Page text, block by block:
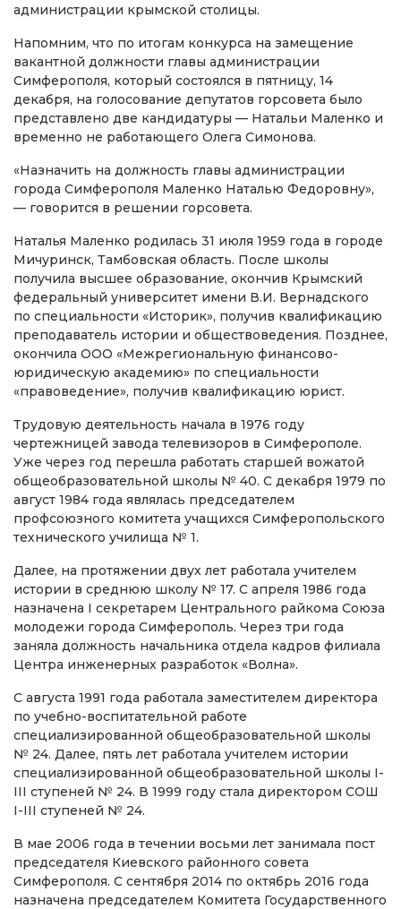
администрации крымской столицы.
Напомним, что по итогам конкурса на замещение
вакантной должности главы администрации
Симферополя, который состоялся в пятницу, 14
декабря, на голосование депутатов горсовета было
представлено две кандидатуры — Натальи Маленко и
временно не работающего Олега Симонова.
«Назначить на должность главы администрации
города Симферополя Маленко Наталью Федоровну»,
— говорится в решении горсовета.
Наталья Маленко родилась 31 июля 1959 года в городе
Мичуринск, Тамбовская область. После школы
получила высшее образование, окончив Крымский
федеральный университет имени В.И. Вернадского
по специальности «Историк», получив квалификацию
преподаватель истории и обществоведения. Позднее,
окончила ООО «Межрегиональную финансово-
юридическую академию» по специальности
«правоведение», получив квалификацию юрист.
Трудовую деятельность начала в 1976 году
чертежницей завода телевизоров в Симферополе.
Уже через год перешла работать старшей вожатой
общеобразовательной школы № 40. С декабря 1979 по
август 1984 года являлась председателем
профсоюзного комитета учащихся Симферопольского
технического училища № 1.
Далее, на протяжении двух лет работала учителем
истории в среднюю школу № 17. С апреля 1986 года
назначена I секретарем Центрального райкома Союза
молодежи города Симферополь. Через три года
заняла должность начальника отдела кадров филиала
Центра инженерных разработок «Волна».
С августа 1991 года работала заместителем директора
по учебно-воспитательной работе
специализированной общеобразовательной школы
№ 24. Далее, пять лет работала учителем истории
специализированной общеобразовательной школы I-
III ступеней № 24. В 1999 году стала директором СОШ
I-III ступеней № 24.
В мае 2006 года в течении восьми лет занимала пост
председателя Киевского районного совета
Симферополя. С сентября 2014 по октябрь 2016 года
назначена председателем Комитета Государственного